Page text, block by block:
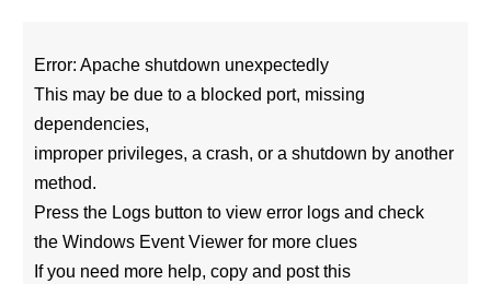
Error: Apache shutdown unexpectedly
This may be due to a blocked port, missing
dependencies,
improper privileges, a crash, or a shutdown by another
method.
Press the Logs button to view error logs and check
the Windows Event Viewer for more clues
If you need more help, copy and post this